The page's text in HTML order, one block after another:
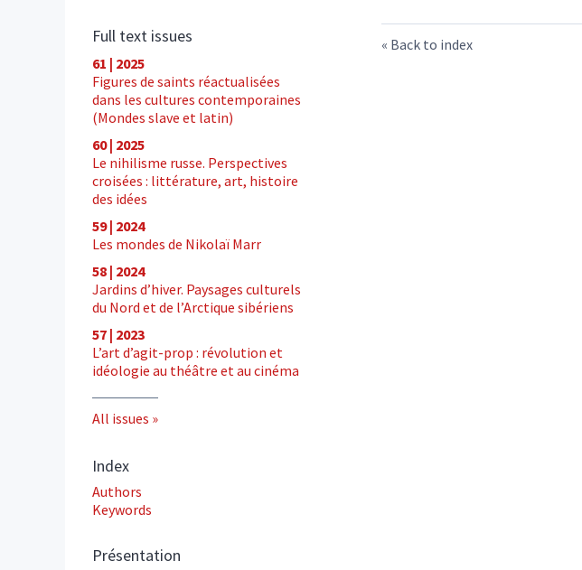
Full text issues
61 | 2025
Figures de saints réactualisées
dans les cultures contemporaines
(Mondes slave et latin)
60 | 2025
Le nihilisme russe. Perspectives
croisées : littérature, art, histoire
des idées
59 | 2024
Les mondes de Nikolaï Marr
58 | 2024
Jardins d’hiver. Paysages culturels
du Nord et de l’Arctique sibériens
57 | 2023
L’art d’agit-prop : révolution et
idéologie au théâtre et au cinéma
All issues
Index
Authors
Keywords
Présentation
Back to index